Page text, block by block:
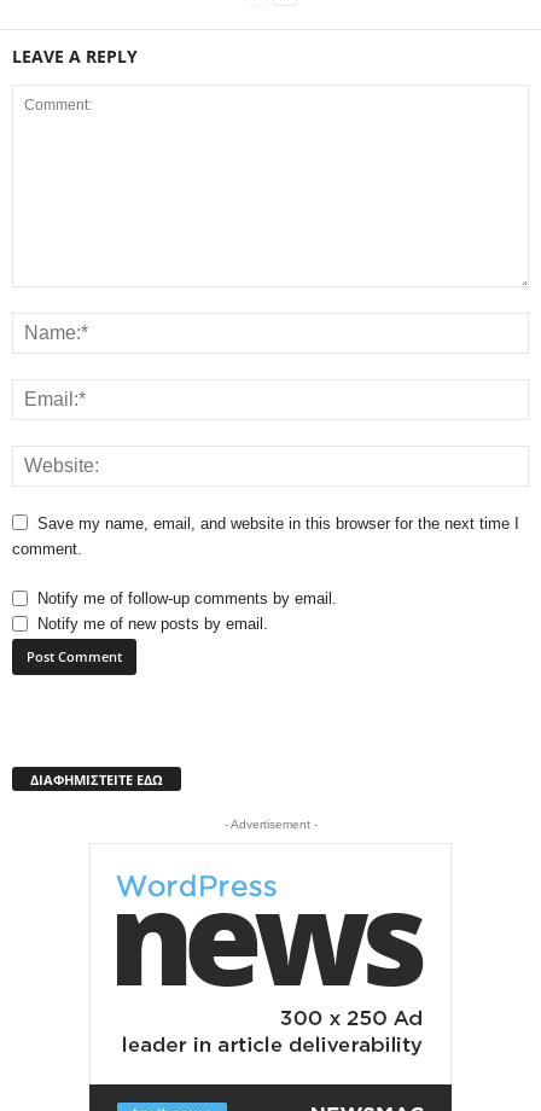
LEAVE A REPLY
Save my name, email, and website in this browser for the next time I
comment.
Notify me of follow-up comments by email.
Notify me of new posts by email.
ΔΙΑΦΗΜΙΣΤΕΙΤΕ ΕΔΩ
- Advertisement -